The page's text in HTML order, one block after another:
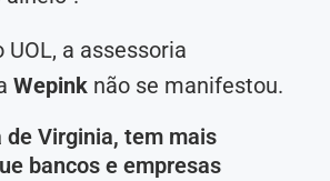
a assessoria
Wepink não se manifestou.
de Virginia, tem mais
bancos e empresas